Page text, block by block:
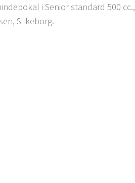
i Senior standard 500 cc.,
Silkeborg.